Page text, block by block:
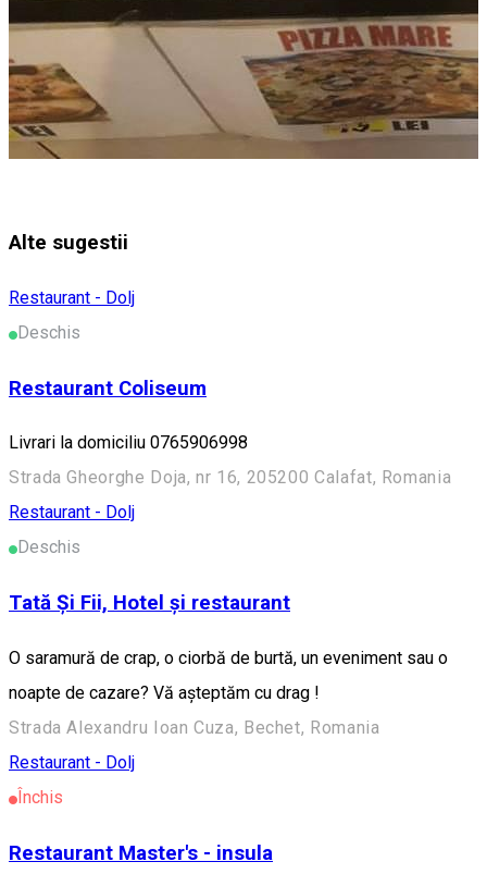
Alte sugestii
Restaurant - Dolj
Deschis
Restaurant Coliseum
Livrari la domiciliu 0765906998
Strada Gheorghe Doja, nr 16, 205200 Calafat, Romania
Restaurant - Dolj
Deschis
Tată Și Fii, Hotel și restaurant
O saramură de crap, o ciorbă de burtă, un eveniment sau o
noapte de cazare? Vă așteptăm cu drag !
Strada Alexandru Ioan Cuza, Bechet, Romania
Restaurant - Dolj
Închis
Restaurant Master's - insula